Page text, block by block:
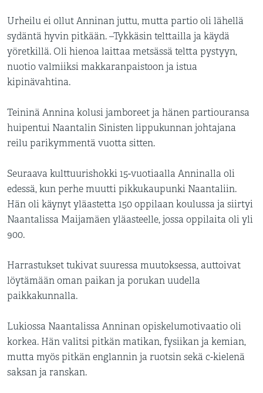
Urheilu ei ollut Anninan juttu, mutta partio oli lähellä
sydäntä hyvin pitkään. –Tykkäsin telttailla ja käydä
yöretkillä. Oli hienoa laittaa metsässä teltta pystyyn,
nuotio valmiiksi makkaranpaistoon ja istua
kipinävahtina.
Teininä Annina kolusi jamboreet ja hänen partiouransa
huipentui Naantalin Sinisten lippukunnan johtajana
reilu parikymmentä vuotta sitten.
Seuraava kulttuurishokki 15-vuotiaalla Anninalla oli
edessä, kun perhe muutti pikkukaupunki Naantaliin.
Hän oli käynyt yläastetta 150 oppilaan koulussa ja siirtyi
Naantalissa Maijamäen yläasteelle, jossa oppilaita oli yli
900.
Harrastukset tukivat suuressa muutoksessa, auttoivat
löytämään oman paikan ja porukan uudella
paikkakunnalla.
Lukiossa Naantalissa Anninan opiskelumotivaatio oli
korkea. Hän valitsi pitkän matikan, fysiikan ja kemian,
mutta myös pitkän englannin ja ruotsin sekä c-kielenä
saksan ja ranskan.